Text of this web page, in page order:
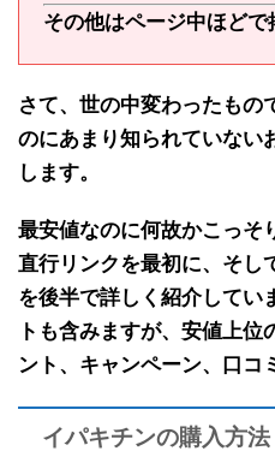
その他はページ中ほどで
さて、世の中変わったもの
のにあまり知られていない
します。
最安値なのに何故かこっそ
直行リンクを最初に、そし
を後半で詳しく紹介してい
トも含みますが、安値上
ント、キャンペーン、口コ
イパキチンの購入方